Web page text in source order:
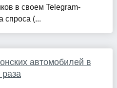
в своем Telegram-
спроса (...
автомобилей в